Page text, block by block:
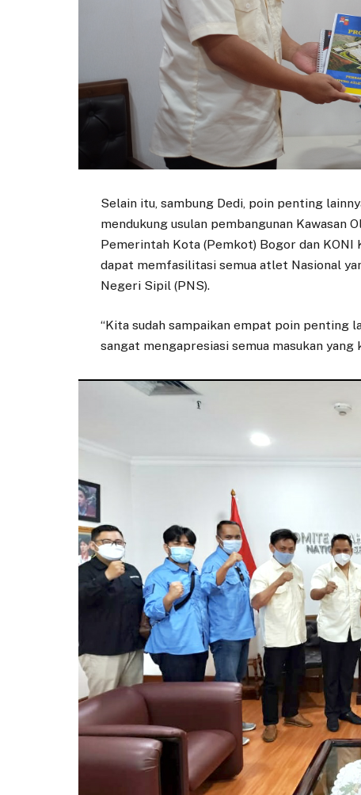
Selain itu, sambung Dedi, poin penting
mendukung usulan pembangunan Kawasan
Pemerintah Kota (Pemkot) Bogor dan KONI
dapat memfasilitasi semua atlet Nasional
Negeri Sipil (PNS).
“Kita sudah sampaikan empat poin penting
sangat mengapresiasi semua masukan